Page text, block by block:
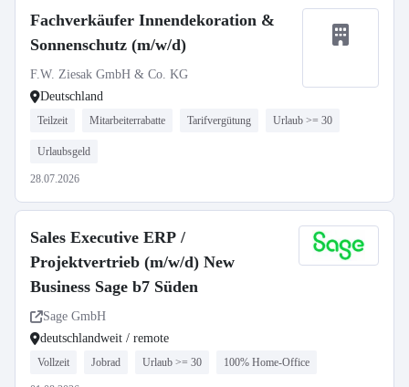
Fachverkäufer Innendekoration &
Sonnenschutz (m/w/d)
F.W. Ziesak GmbH & Co. KG
Deutschland
Teilzeit Mitarbeiterrabatte Tarifvergütung Urlaub >= 30
Urlaubsgeld
28.07.2026
Sales Executive ERP /
Projektvertrieb (m/w/d) New
Business Sage b7 Süden
Sage GmbH
deutschlandweit / remote
Vollzeit Jobrad Urlaub >= 30 100% Home-Office